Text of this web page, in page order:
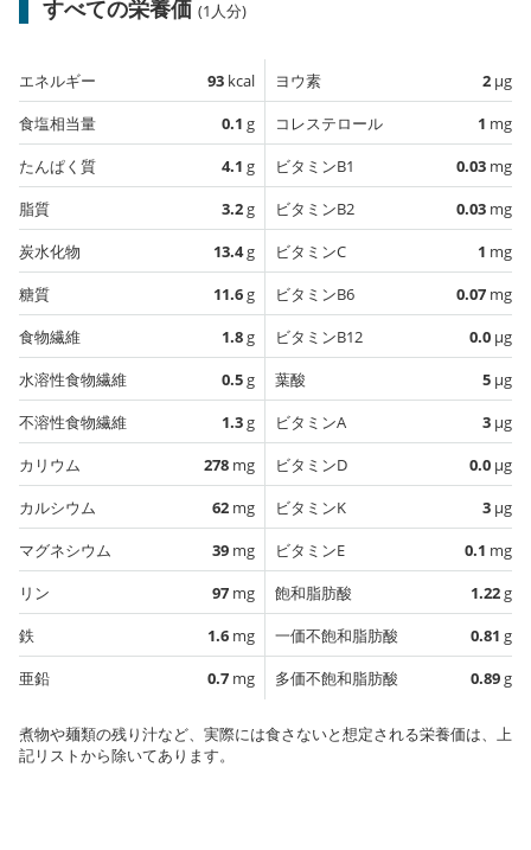
すべての栄養価 (1人分)
エネルギー 93 kcal
食塩相当量
0.1 g
たんぱく質
4.1 g
脂質
3.2g
炭水化物
13.4g
糖質
11.6g
食物繊維
1.8g
水溶性食物繊維
0.5g
不溶性食物繊維
1.3g
カリウム
278 mg
カルシウム
62 mg
マグネシウム
39 mg
リン
97 mg
鉄
1.6 mg
亜鉛
0.7 mg
ヨウ素 2 µg
コレステロール
1 mg
ビタミンB1
0.03 mg
ビタミンB2
0.03 mg
ビタミンC
1 mg
ビタミンB6
0.07 mg
ビタミンB12
0.0 µg
葉酸
5 µg
ビタミンA
3 µg
ビタミンD
0.0 µg
ビタミンK
3 µg
ビタミンE
0.1 mg
飽和脂肪酸
1.22g
一価不飽和脂肪酸
0.81 g
多価不飽和脂肪酸
0.89g
煮物や麺類の残り汁など、実際には食さないと想定される栄養価は、上
記リストから除いてあります。